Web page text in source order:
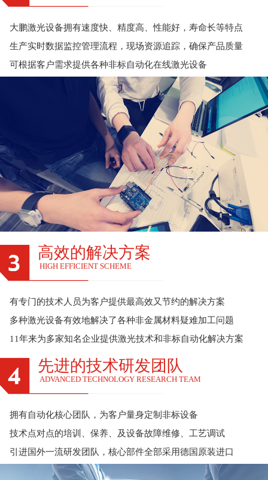
大鹏激光设备拥有速度快、精度高、性能好，寿命长等特点
生产实时数据监控管理流程，现场资源追踪，确保产品质量
可根据客户需求提供各种非标自动化在线激光设备
高效的解决方案
HIGH EFFICIENT SCHEME
有专门的技术人员为客户提供最高效又节约的解决方案
多种激光设备有效地解决了各种非金属材料疑难加工问题
11年来为多家知名企业提供激光技术和非标自动化解决方案
先进的技术研发团队
ADVANCED TECHNOLOGY RESEARCH TEAM
拥有自动化核心团队，为客户量身定制非标设备
技术点对点的培训、保养、及设备故障维修、工艺调试
引进国外一流研发团队，核心部件全部采用德国原装进口